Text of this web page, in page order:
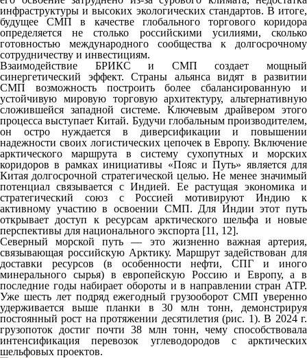
инфраструктуры и высоких экологических стандартов. В итоге,
будущее СМП в качестве глобального торгового коридора
определяется не столько российскими усилиями, сколько
готовностью международного сообщества к долгосрочному
сотрудничеству и инвестициям.
Взаимодействие БРИКС и СМП создает мощный
синергетический эффект. Страны альянса видят в развитии
СМП возможность построить более сбалансированную и
устойчивую мировую торговую архитектуру, альтернативную
сложившейся западной системе. Ключевым драйвером этого
процесса выступает Китай. Будучи глобальным производителем,
он остро нуждается в диверсификации и повышении
надежности своих логистических цепочек в Европу. Включение
арктического маршрута в систему сухопутных и морских
коридоров в рамках инициативы «Пояс и Путь» является для
Китая долгосрочной стратегической целью. Не менее значимый
потенциал связывается с Индией. Ее растущая экономика и
стратегический союз с Россией мотивируют Индию к
активному участию в освоении СМП. Для Индии этот путь
открывает доступ к ресурсам арктического шельфа и новые
перспективы для национального экспорта [11, 12].
Северный морской путь — это жизненно важная артерия,
связывающая российскую Арктику. Маршрут задействован для
доставки ресурсов (в особенности нефти, СПГ и иного
минерального сырья) в европейскую Россию и Европу, а в
последние годы набирает обороты и в направлении стран АТР.
Уже шесть лет подряд ежегодный грузооборот СМП уверенно
удерживается выше планки в 30 млн тонн, демонстрируя
постоянный рост на протяжении десятилетия (рис. 1). В 2024 г.
грузопоток достиг почти 38 млн тонн, чему способствовала
интенсификация перевозок углеводородов с арктических
шельфовых проектов.